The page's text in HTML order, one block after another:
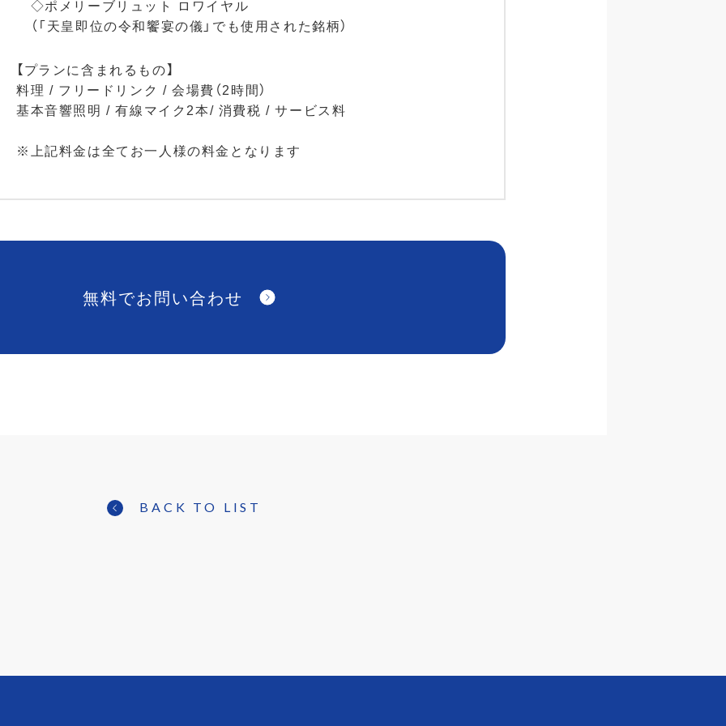
◇ポメリーブリュット ロワイヤル
（「天皇即位の令和饗宴の儀」でも使用された銘柄）
【プランに含まれるもの】
料理 / フリードリンク / 会場費（2時間）
基本音響照明 / 有線マイク2本/ 消費税 / サービス料
※上記料金は全てお一人様の料金となります
無料でお問い合わせ
BACK TO LIST